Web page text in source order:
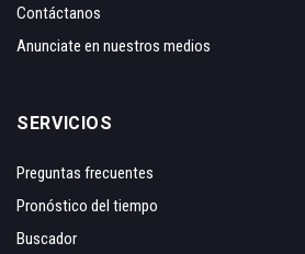
Contáctanos
Anunciate en nuestros medios
SERVICIOS
Preguntas frecuentes
Pronóstico del tiempo
Buscador